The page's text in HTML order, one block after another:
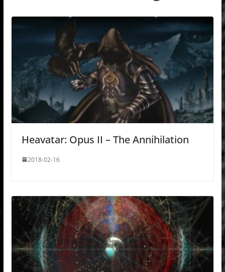
Heavatar: Opus II – The Annihilation
2018-02-16